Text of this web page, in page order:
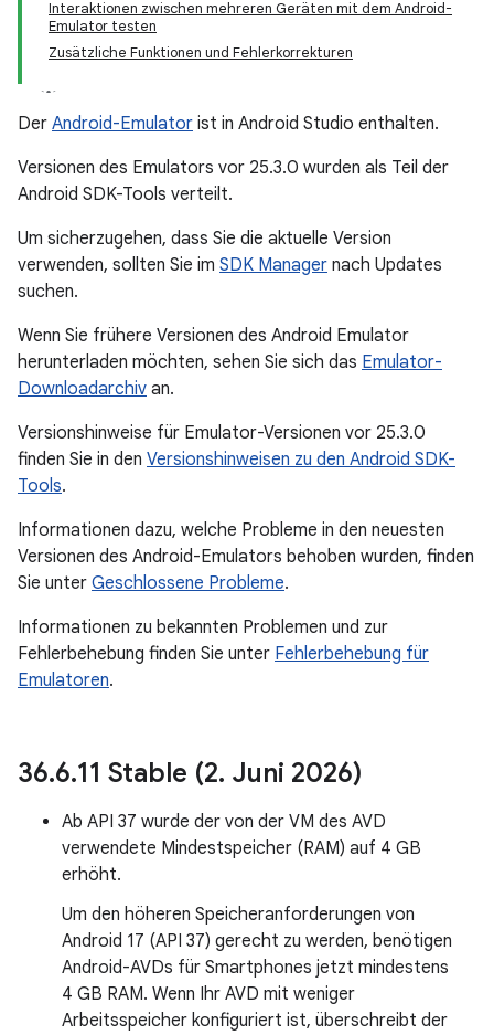
Interaktionen zwischen mehreren Geräten mit dem Android-
Emulator testen
Zusätzliche Funktionen und Fehlerkorrekturen
Der Android-Emulator ist in Android Studio enthalten.
Versionen des Emulators vor 25.3.0 wurden als Teil der
Android SDK-Tools verteilt.
Um sicherzugehen, dass Sie die aktuelle Version
verwenden, sollten Sie im SDK Manager nach Updates
suchen.
Wenn Sie frühere Versionen des Android Emulator
herunterladen möchten, sehen Sie sich das Emulator-
Downloadarchiv an.
Versionshinweise für Emulator-Versionen vor 25.3.0
finden Sie in den Versionshinweisen zu den Android SDK-
Tools.
Informationen dazu, welche Probleme in den neuesten
Versionen des Android-Emulators behoben wurden, finden
Sie unter Geschlossene Probleme.
Informationen zu bekannten Problemen und zur
Fehlerbehebung finden Sie unter Fehlerbehebung für
Emulatoren.
36.6.11 Stable (2. Juni 2026)
Ab API 37 wurde der von der VM des AVD
verwendete Mindestspeicher (RAM) auf 4 GB
erhöht.
Um den höheren Speicheranforderungen von
Android 17 (API 37) gerecht zu werden, benötigen
Android-AVDs für Smartphones jetzt mindestens
4 GB RAM. Wenn Ihr AVD mit weniger
Arbeitsspeicher konfiguriert ist, überschreibt der